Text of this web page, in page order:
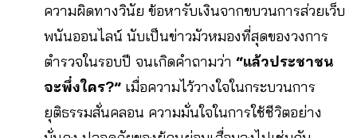
ความผิดทางวินัย ข้อหารับเงินจากขบวนการส่วยเว็บ
พนันออนไลน์ นับเป็นข่าวมัวหมองที่สุดของวงการ
ตำรวจในรอบปี จนเกิดคำถามว่า “แล้วประชาชน
จะพึ่งใคร?” เมื่อความไว้วางใจในกระบวนการ
ยุติธรรมสั่นคลอน ความมั่นใจในการใช้ชีวิตอย่าง